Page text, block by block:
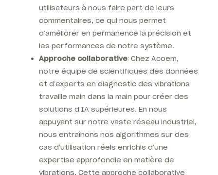
utilisateurs à nous faire part de leurs
commentaires, ce qui nous permet
d’améliorer en permanence la précision et
les performances de notre système.
Approche collaborative: Chez Acoem,
notre équipe de scientifiques des données
et d’experts en diagnostic des vibrations
travaille main dans la main pour créer des
solutions d’IA supérieures. En nous
appuyant sur notre vaste réseau industriel,
nous entraînons nos algorithmes sur des
cas d’utilisation réels enrichis d’une
expertise approfondie en matière de
vibrations. Cette approche collaborative